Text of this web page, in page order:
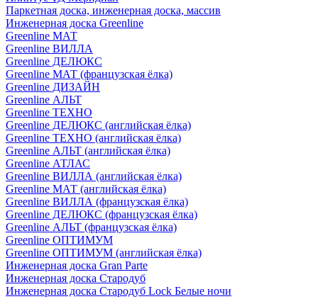
Паркетная доска, инженерная доска, массив
Инженерная доска Greenline
Greenline МАТ
Greenline ВИЛЛА
Greenline ДЕЛЮКС
Greenline МАТ (французская ёлка)
Greenline ДИЗАЙН
Greenline АЛЬТ
Greenline ТЕХНО
Greenline ДЕЛЮКС (английская ёлка)
Greenline ТЕХНО (английская ёлка)
Greenline АЛЬТ (английская ёлка)
Greenline АТЛАС
Greenline ВИЛЛА (английская ёлка)
Greenline МАТ (английская ёлка)
Greenline ВИЛЛА (французская ёлка)
Greenline ДЕЛЮКС (французская ёлка)
Greenline АЛЬТ (французская ёлка)
Greenline ОПТИМУМ
Greenline ОПТИМУМ (английская ёлка)
Инженерная доска Gran Parte
Инженерная доска Стародуб
Инженерная доска Стародуб Lock Белые ночи